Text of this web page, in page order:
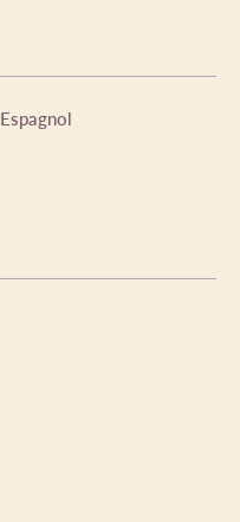
Espagnol